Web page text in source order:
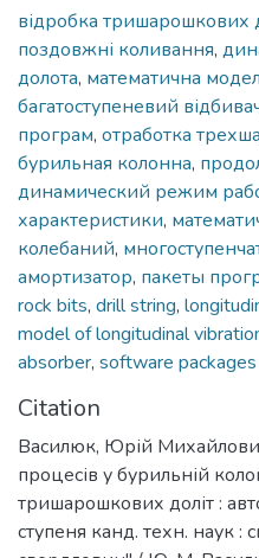
відробка тришарошкових
поздовжні коливання,
долота, математична
багатоступеневий
програм, отработка
бурильная колонна,
динамический режим
характеристики,
колебаний,
амортизатор, пакеты
rock bits, drill string,
model of longitudinal
absorber, software packages
Citation
Василюк, Юрій
процесів у бурильній
тришарошкових доліт :
ступеня канд. техн. наук :